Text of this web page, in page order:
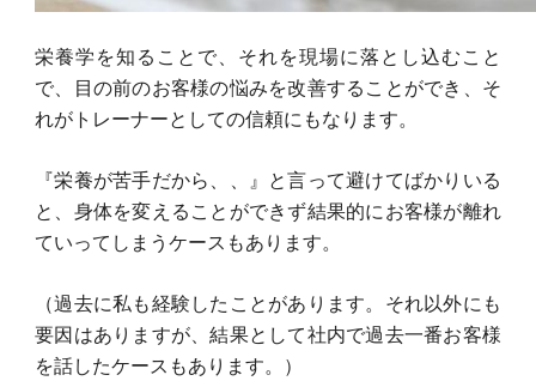
栄養学を知ることで、それを現場に落とし込むこと
で、目の前のお客様の悩みを改善することができ、そ
れがトレーナーとしての信頼にもなります。
『栄養が苦手だから、、』と言って避けてばかりいる
と、身体を変えることができず結果的にお客様が離れ
ていってしまうケースもあります。
（過去に私も経験したことがあります。それ以外にも
要因はありますが、結果として社内で過去一番お客様
を話したケースもあります。）